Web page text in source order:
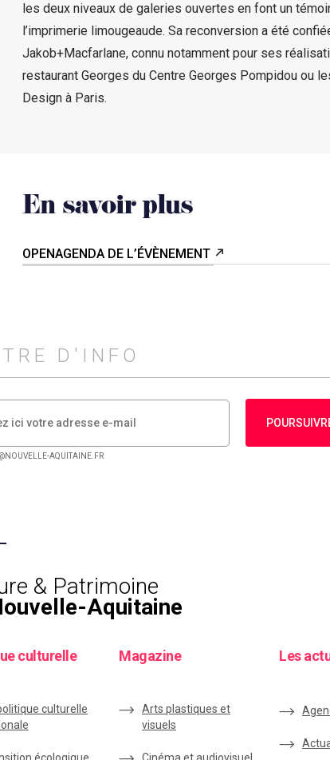
les deux niveaux de galeries ouvertes en font un
l’imprimerie limougeaude. Sa reconversion a été
Jakob+Macfarlane, connu notamment pour ses
restaurant Georges du Centre Georges Pompidou ou
Design à Paris.
En savoir plus
OPENAGENDA DE L’ÉVÈNEMENT
D'INFO
AQUITAINE.FR
& Patrimoine
Aquitaine
culturelle
culturelle
Magazine
Arts plastiques et
visuels
Les